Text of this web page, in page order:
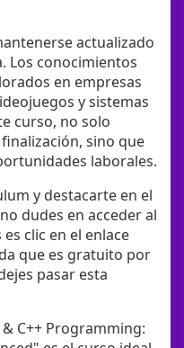
actualizado
Los conocimientos
en empresas
y sistemas
curso, no solo
sino que
laborales.
y destacarte en el
dudes en acceder al
clic en el enlace
que es gratuito por
pasar esta
C++ Programming: